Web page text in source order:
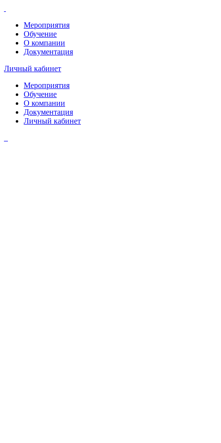
Мероприятия
Обучение
О компании
Документация
Личный кабинет
Мероприятия
Обучение
О компании
Документация
Личный кабинет